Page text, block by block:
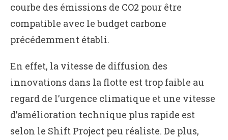
courbe des émissions de CO2 pour être
compatible avec le budget carbone
précédemment établi.
En effet, la vitesse de diffusion des
innovations dans la flotte est trop faible au
regard de l’urgence climatique et une vitesse
d’amélioration technique plus rapide est
selon le Shift Project peu réaliste. De plus,